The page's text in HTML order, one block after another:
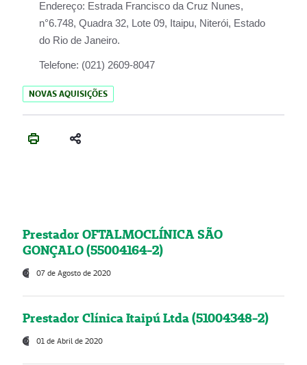
Endereço: Estrada Francisco da Cruz Nunes,
n°6.748, Quadra 32, Lote 09, Itaipu, Niterói, Estado
do Rio de Janeiro.
Telefone: (021) 2609-8047
NOVAS AQUISIÇÕES
Prestador OFTALMOCLÍNICA SÃO
GONÇALO (55004164-2)
07 de Agosto de 2020
Prestador Clínica Itaipú Ltda (51004348-2)
01 de Abril de 2020